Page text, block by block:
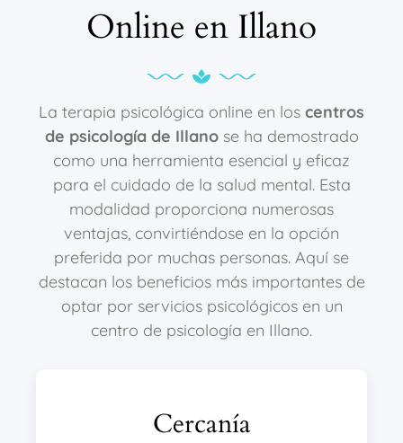
Online en Illano
La terapia psicológica online en los centros
de psicología de Illanose ha demostrado
como una herramienta esencial y eficaz
para el cuidado de la salud mental. Esta
modalidad proporciona numerosas
ventajas, convirtiéndose en la opción
preferida por muchas personas. Aquí se
destacan los beneficios más importantes de
optar por servicios psicológicos en un
centro de psicología en Illano.
Cercanía